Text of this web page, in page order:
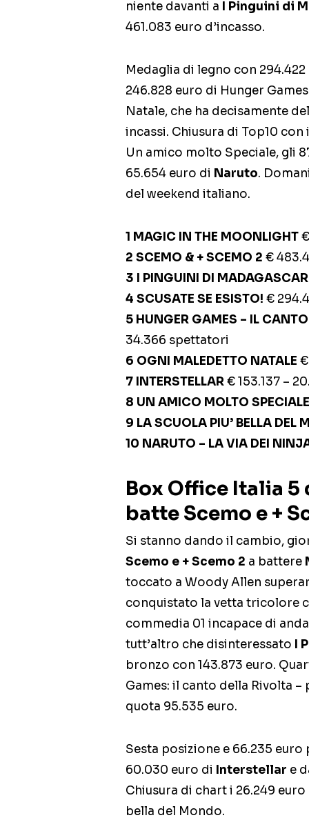
niente davanti a I Pinguini di
461.083 euro d’incasso.
Medaglia di legno con
246.828 euro di Hunger
Natale, che ha decisamente
incassi. Chiusura di Top10 con
Un amico molto Speciale, gli
65.654 euro di Naruto.
del weekend italiano.
1 MAGIC IN THE MOONLIGHT
2 SCEMO & + SCEMO 2 €
3 I PINGUINI DI MADAGASCAR
4 SCUSATE SE ESISTO! €
5 HUNGER GAMES – IL
34.366 spettatori
6 OGNI MALEDETTO NATALE
7 INTERSTELLAR€ 153.137 –
8 UN AMICO MOLTO SPECIALE
9 LA SCUOLA PIU’ BELLA DEL
10 NARUTO – LA VIA DEI
Box Office Italia
batte Scemo e +
Si stanno dando il cambio,
Scemo e + Scemo 2 a battere
toccato a Woody Allen
conquistato la vetta tricolore
commedia 01 incapace di
tutt’altro che disinteressato I
bronzo con 143.873 euro.
Games: il canto della Rivolta –
quota 95.535 euro.
Sesta posizione e 66.235
60.030 euro di Interstellar e
Chiusura di chart i 26.249
bella del Mondo.